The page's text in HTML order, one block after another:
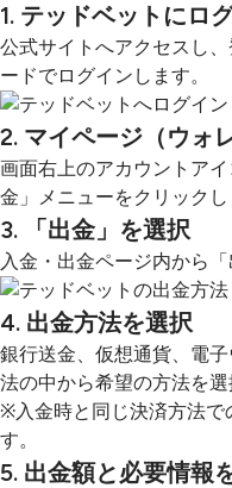
1. テッドベットにロ
公式サイトへアクセスし
ードでログインします。
2. マイページ（ウォ
画面右上のアカウントア
金」メニューをクリックし
3. 「出金」を選択
入金・出金ページ内から「
4. 出金方法を選択
銀行送金、仮想通貨、電
法の中から希望の方法を選
※入金時と同じ決済方法で
す。
5. 出金額と必要情報